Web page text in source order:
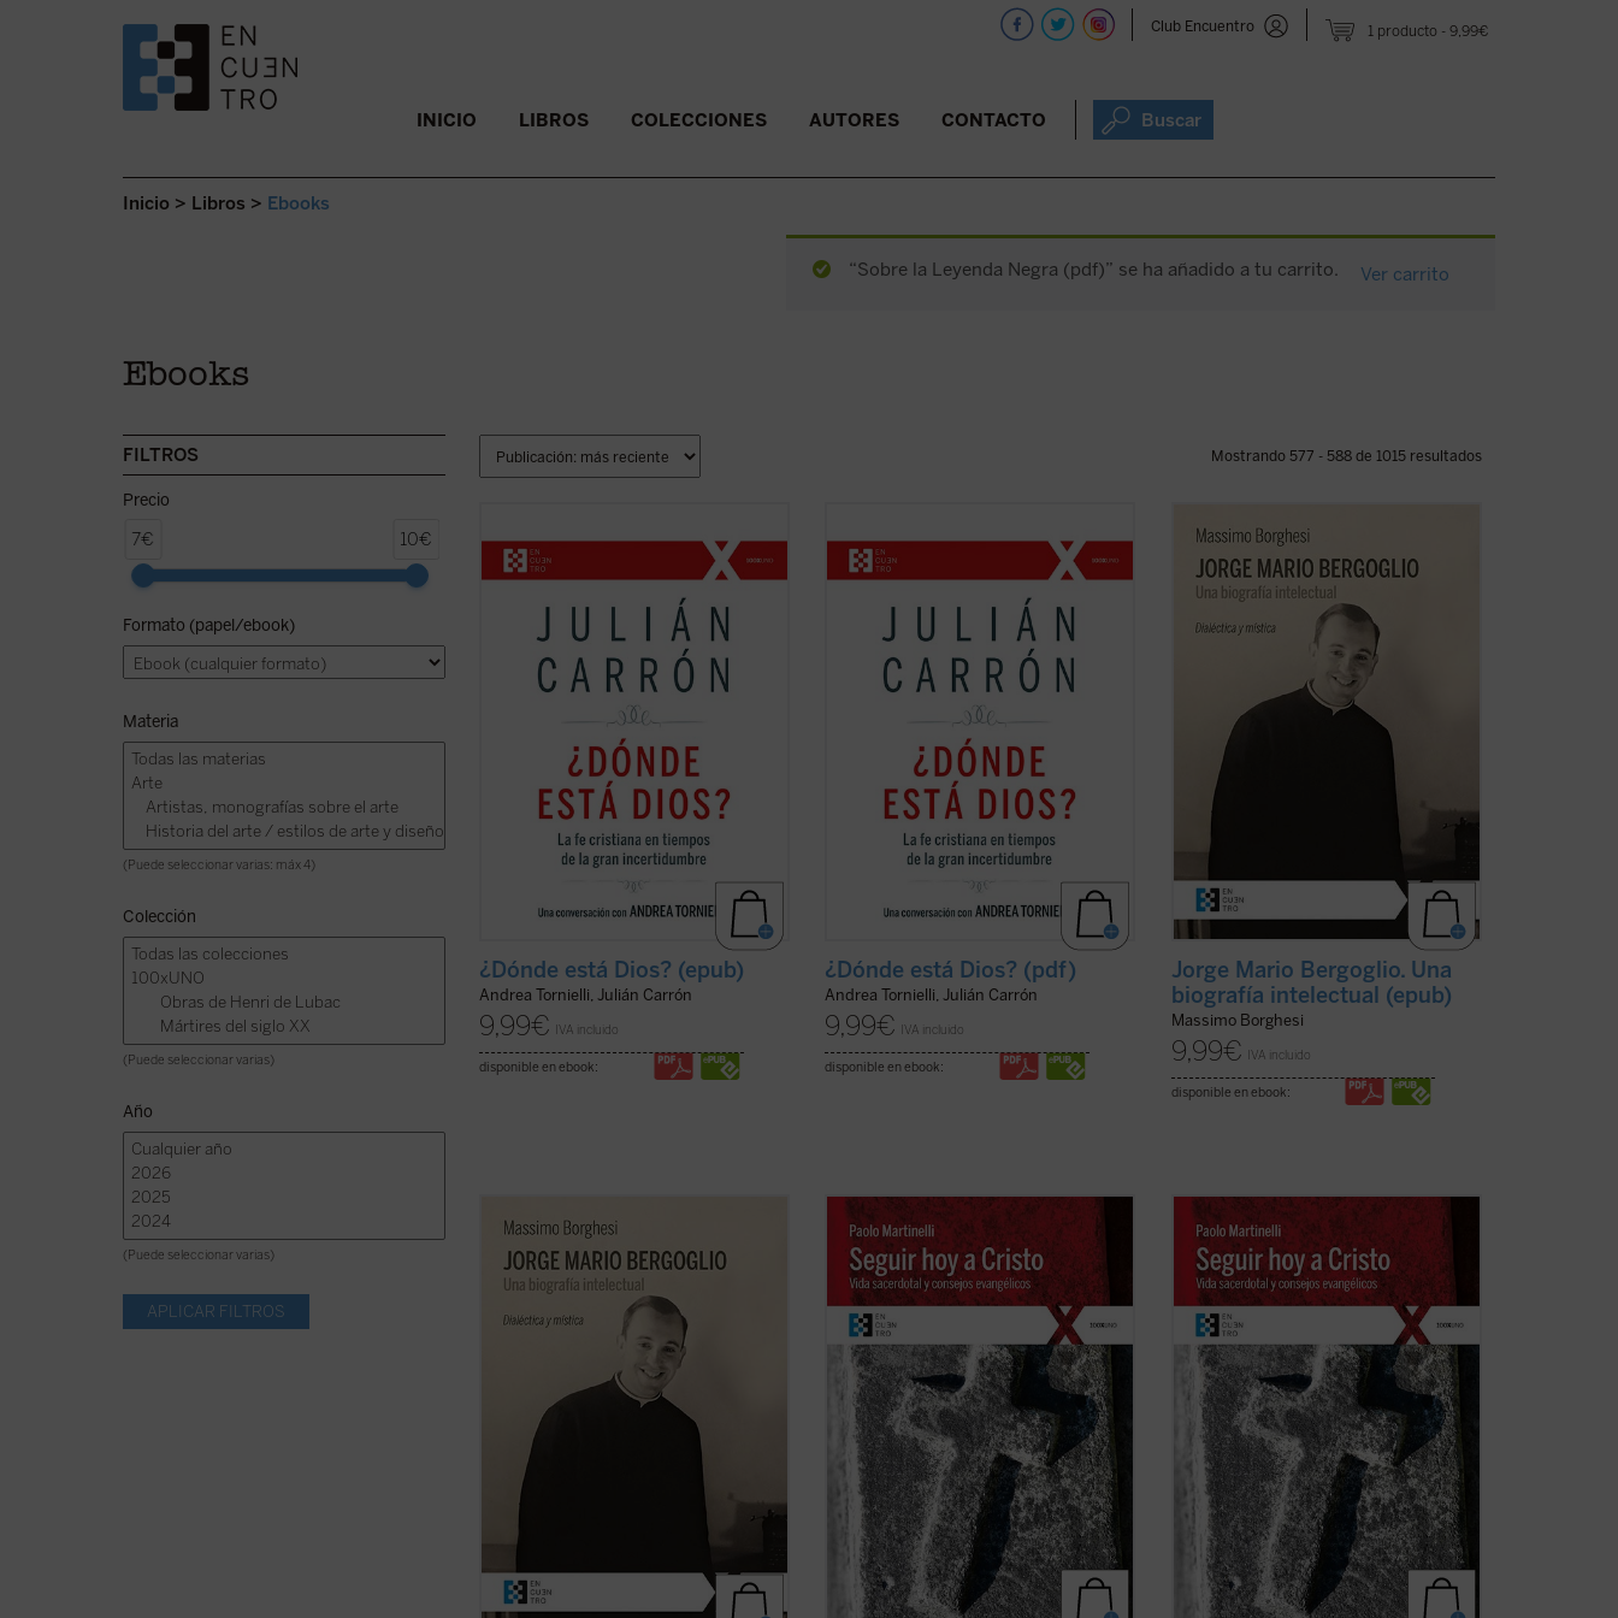
1 producto 9,99€
Club Encuentro
SALTAR AL CONTENIDO. INICIO LIBROS COLECCIONES AUTORES CONTACTO Buscar
Inicio > Libros > Ebooks
“Sobre la Leyenda Negra (pdf)” se ha añadido a tu carrito. Ver carrito
Ebooks
FILTROS
Precio
7€ 10€
Formato (papel/ebook)
Materia
(Puede seleccionar varias: máx 4)
Colección
(Puede seleccionar varias)
Año
(Puede seleccionar varias)
Mostrando 577 - 588 de 1015 resultados
En intenso y lúcido diálogo con el
conocido vaticanista Andrea Tornielli,
Julián Carrón --responsable de Comunión
y Liberación desde hace trece años--
responde a estas y otras muchas
cuestiones sobre el núcleo esencial de la
fe cristiana, ...
(ver ficha)
¿Dónde está Dios? (epub)
Andrea Tornielli, Julián Carrón
9,99€ IVA incluido
disponible en ebook:
En intenso y lúcido diálogo con el
conocido vaticanista Andrea Tornielli,
Julián Carrón --responsable de Comunión
y Liberación desde hace trece años--
responde a estas y otras muchas
cuestiones sobre el núcleo esencial de la
fe cristiana, ...
(ver ficha)
¿Dónde está Dios? (pdf)
Andrea Tornielli, Julián Carrón
9,99€ IVA incluido
disponible en ebook:
Se presenta por primera vez al lector
una exposición y un análisis detallado de
la formación intelectual de Jorge Mario
Bergoglio, lo que permite comprender la
mirada amplia y de carácter poliédrico
que marca el actual pontificado del papa
Jorge Mario Bergoglio. Una
biografía intelectual (epub)
Massimo Borghesi
9,99€ IVA incluido
disponible en ebook:
Se presenta por primera vez al lector
una exposición y un análisis detallado de
la formación intelectual de Jorge Mario
Bergoglio, lo que permite comprender la
mirada amplia y de carácter poliédrico
que marca el actual pontificado del papa
Este libro, cuyo origen son unos
ejercicios espirituales dirigidos a
sacerdotes, se ofrece como un
instrumento altamente valioso de
reflexión para todo cristiano --cualquiera
que sea su estado de vida-- sobre los
consejos evangélicos (pobreza, ...
(ver
ficha)
Este libro, cuyo origen son unos
ejercicios espirituales dirigidos a
sacerdotes, se ofrece como un
instrumento altamente valioso de
reflexión para todo cristiano --cualquiera
que sea su estado de vida-- sobre los
consejos evangélicos (pobreza, ...
(ver
ficha)